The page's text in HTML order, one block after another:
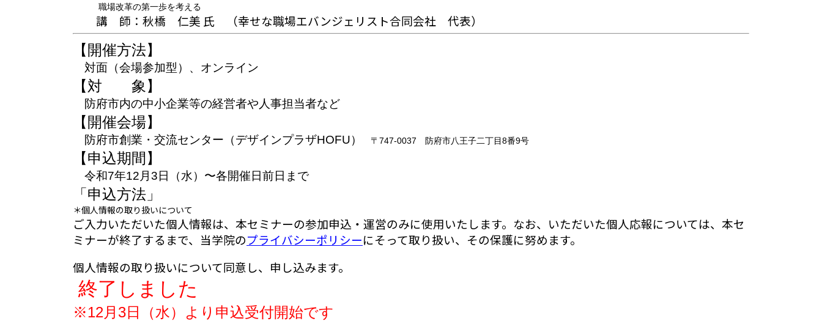
職場改革の第一歩を考える
講 師： 秋橋 仁美 氏 （幸せな職場エバンジェリスト合同会社 代表）
【開催方法】
対面（会場参加型）、オンライン
【対 象】
防府市内の中小企業等の経営者や人事担当者など
【開催会場】
防府市創業・交流センター （デザインプラザHOFU） 〒747-0037 防府市八王子二丁目8番9号
【申込期間】
令和7年12月3日（水）〜各開催日前日まで
「申込方法」
＊個人情報の取り扱いについて
ご入力いただいた個人情報は、本セミナーの参加申込・運営のみに使用いたします。 なお、いただいた個人応報については、本セ
ミナーが終了するまで、当学院のプライバシーポリシーにそって取り扱い、その保護に努めます。
個人情報の取り扱いについて同意し、申し込みます。
終了しました
※12月3日（水）より申込受付開始です